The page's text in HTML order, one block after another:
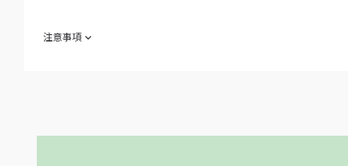
注意事項
贈品均以實物為準，參加人不得挑選，網頁或廣宣上圖片僅供參
全台 Gogoro 活動門市： Gogoro 全台直營與加盟門市 （不含服